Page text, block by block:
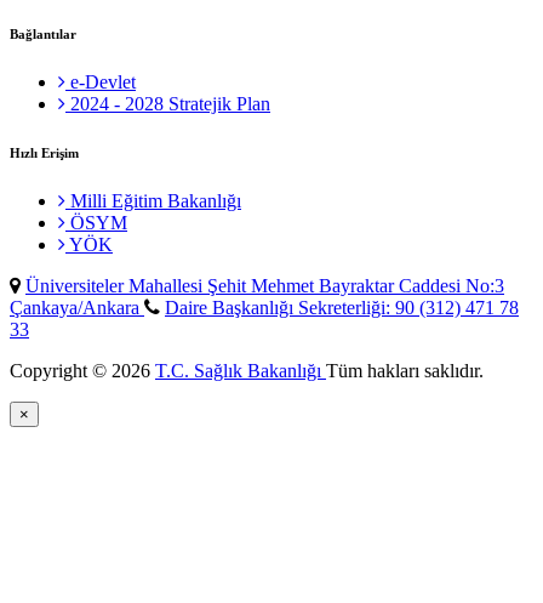
Bağlantılar
e-Devlet
2024 - 2028 Stratejik Plan
Hızlı Erişim
Milli Eğitim Bakanlığı
ÖSYM
YÖK
Üniversiteler Mahallesi Şehit Mehmet Bayraktar Caddesi No:3
Çankaya/Ankara
Daire Başkanlığı Sekreterliği: 90 (312) 471 78
33
Copyright © 2026 T.C. Sağlık Bakanlığı Tüm hakları saklıdır.
×